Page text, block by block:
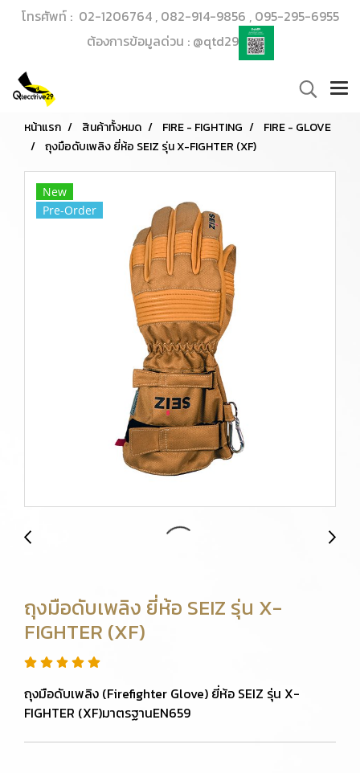
โทรศัพท์ : 02-1206764 , 082-914-9856 , 095-295-6955
ต้องการข้อมูลด่วน : @qtd29
หน้าแรก สินค้าทั้งหมด FIRE - FIGHTING
FIRE - GLOVE
ถุงมือดับเพลิง ยี่ห้อ SEIZ รุ่น X-FIGHTER (XF)
New
Pre-Order
ถุงมือดับเพลิง ยี่ห้อ SEIZ รุ่น X-
FIGHTER (XF)
ถุงมือดับเพลิง (Firefighter Glove) ยี่ห้อ SEIZ รุ่น X-
FIGHTER (XF)มาตรฐานEN659